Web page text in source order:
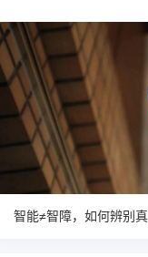
智能≠智障，如何辨别